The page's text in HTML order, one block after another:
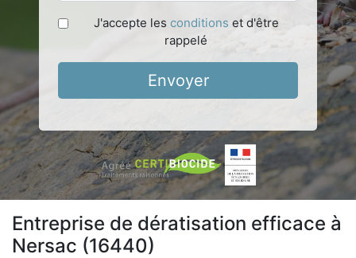
J'accepte les conditions et d'être
rappelé
Envoyer
Entreprise de dératisation efficace à
Nersac (16440)